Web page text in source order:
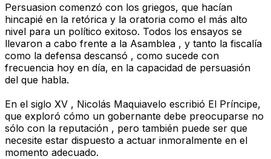
Persuasion comenzó con los griegos, que hacían
hincapié en la retórica y la oratoria como el más alto
nivel para un político exitoso. Todos los ensayos se
llevaron a cabo frente a la Asamblea , y tanto la fiscalía
como la defensa descansó , como sucede con
frecuencia hoy en día, en la capacidad de persuasión
del que habla.
En el siglo XV , Nicolás Maquiavelo escribió El Príncipe,
que exploró cómo un gobernante debe preocuparse no
sólo con la reputación , pero también puede ser que
necesite estar dispuesto a actuar inmoralmente en el
momento adecuado.